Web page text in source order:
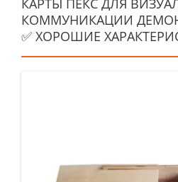
КАРТЫ ПЕКС ДЛЯ
КОММУНИКАЦИИ
✅ ХОРОШИЕ